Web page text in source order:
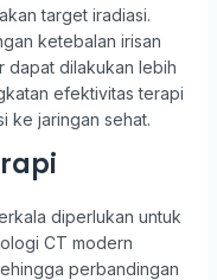
target iradiasi.
ketebalan irisan
dapat dilakukan lebih
efektivitas terapi
ke jaringan sehat.
diperlukan untuk
CT modern
perbandingan